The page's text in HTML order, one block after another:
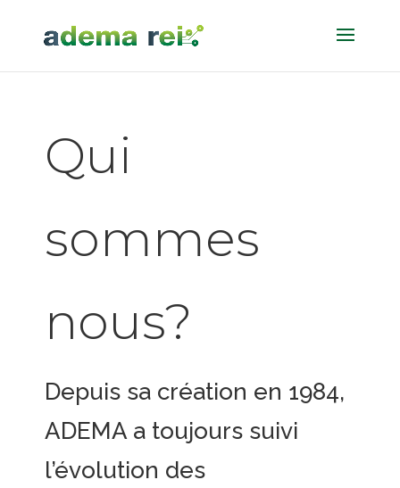
Qui
sommes
nous?
Depuis sa création en 1984,
ADEMA a toujours suivi
l’évolution des